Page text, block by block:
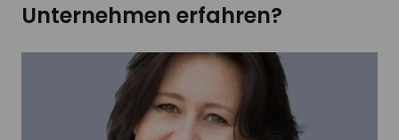
Unternehmen erfahren?